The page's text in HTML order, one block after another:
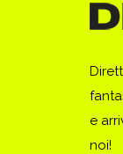
e
noi!